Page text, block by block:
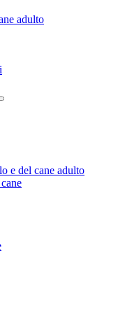
adulto
e del cane adulto